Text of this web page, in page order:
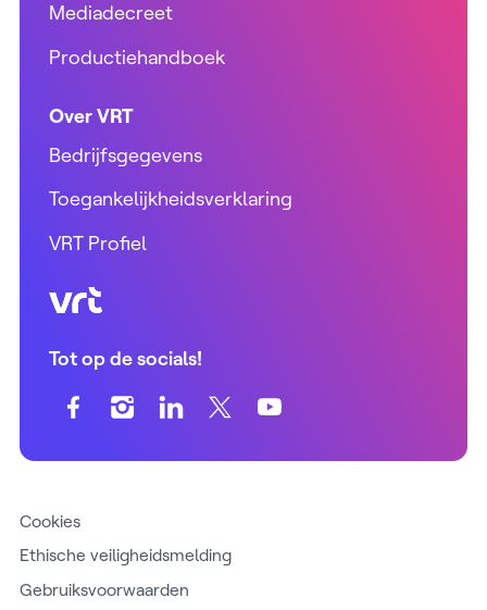
Mediadecreet
Productiehandboek
Over VRT
Bedrijfsgegevens
Toegankelijkheidsverklaring
VRT Profiel
VRT (home)
Tot op de socials!
Cookies
Ethische veiligheidsmelding
Gebruiksvoorwaarden